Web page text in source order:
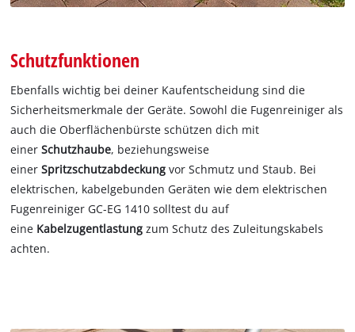
Schutzfunktionen
Ebenfalls wichtig bei deiner Kaufentscheidung sind die
Sicherheitsmerkmale der Geräte. Sowohl die Fugenreiniger als
auch die Oberflächenbürste schützen dich mit
einerSchutzhaube, beziehungsweise
einerSpritzschutzabdeckungvor Schmutz und Staub. Bei
elektrischen, kabelgebunden Geräten wie dem elektrischen
Fugenreiniger GC-EG 1410 solltest du auf
eine Kabelzugentlastungzum Schutz des Zuleitungskabels
achten.